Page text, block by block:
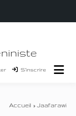
S’inscrire
Accueil Jaafarawi